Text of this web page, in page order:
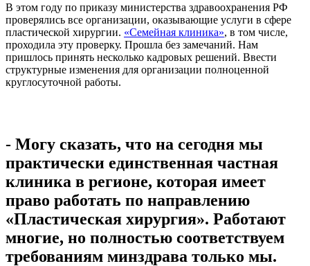
В этом году по приказу министерства здравоохранения РФ
проверялись все организации, оказывающие услуги в сфере
пластической хирургии. «Семейная клиника», в том числе,
проходила эту проверку. Прошла без замечаний. Нам
пришлось принять несколько кадровых решений. Ввести
структурные изменения для организации полноценной
круглосуточной работы.
- Могу сказать, что на сегодня мы
практически единственная частная
клиника в регионе, которая имеет
право работать по направлению
«Пластическая хирургия». Работают
многие, но полностью соответствуем
требованиям минздрава только мы.